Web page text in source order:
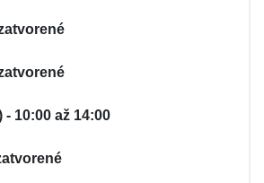
10:00 až 14:00